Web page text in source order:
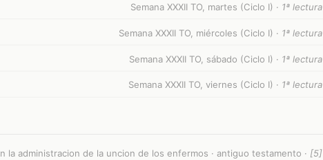
Semana XXXII TO, martes (Ciclo I) · 1ª lectura
Semana XXXII TO, miércoles (Ciclo I) · 1ª lectura
Semana XXXII TO, sábado (Ciclo I) · 1ª lectura
Semana XXXII TO, viernes (Ciclo I) · 1ª lectura
la administracion de la uncion de los enfermos · antiguo testamento · [5]